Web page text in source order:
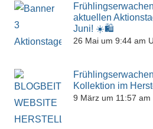
aktuellen
Juni! ☀️🛍️
26 Mai um 9:44 am
Kollektion im
9 März um 11:57 am